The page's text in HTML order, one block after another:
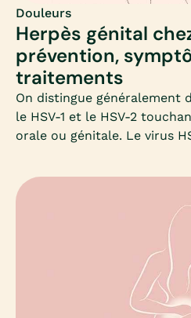
Douleurs
Herpès génital
prévention,
traitements
On distingue généralement
le HSV-1 et le HSV-2
orale ou génitale. Le virus
contact des muqueuses
l’augmentation des risques
protégé, le HSV-1 peut
contact oro-génital. Quant
type 2 (HSV-2), il se
exclusivement lors d’un
des infections uro-génitales